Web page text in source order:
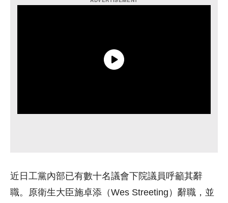
近日工黨內部已有數十名議會下院議員呼籲其辭
職。原衛生大臣施卓添（Wes Streeting）辭職，並